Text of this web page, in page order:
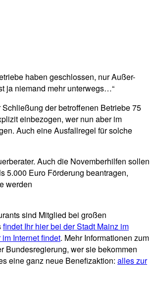
haben geschlossen, nur Außer-
ja niemand mehr unterwegs…“
der betroffenen Betriebe 75
einbezogen, wer nun aber im
Auch eine Ausfallregel für solche
Auch die Novemberhilfen sollen
5.000 Euro Förderung beantragen,
werden
sind Mitglied bei großen
findet Ihr hier bei der Stadt Mainz im
Internet findet. Mehr Informationen zum
Bundesregierung, wer sie bekommen
eine ganz neue Benefizaktion: alles zur